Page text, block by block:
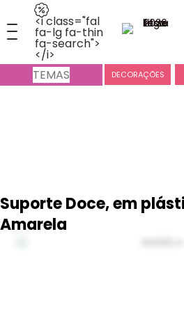
<i class="fal
fa-lg fa-thin
fa-search">
</i>
TEMAS DECORAÇÕES
Suporte Doce, em
Amarela